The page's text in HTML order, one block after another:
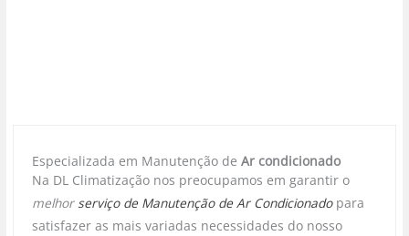
Especializada em Manutenção de Ar condicionado
Na DL Climatização nos preocupamos em garantir o
melhor serviço de Manutenção de Ar Condicionadopara
satisfazer as mais variadas necessidades do nosso